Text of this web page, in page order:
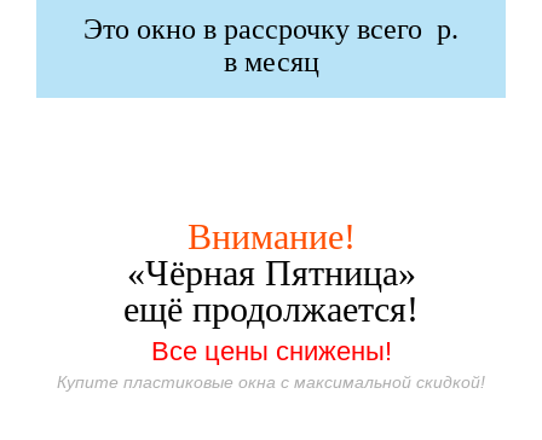
Это окно в рассрочку всего р.
в месяц
Внимание!
«Чёрная Пятница»
ещё продолжается!
Все цены снижены!
Купите пластиковые окна с максимальной скидкой!